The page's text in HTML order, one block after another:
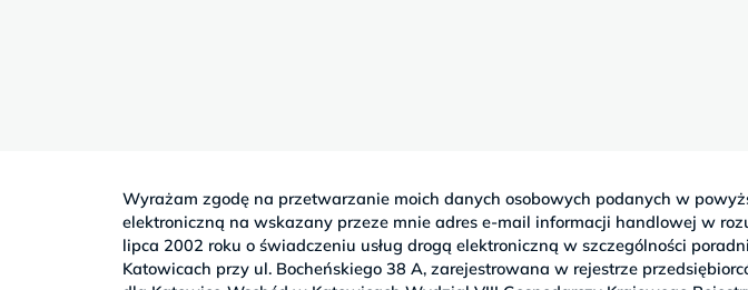
Wyrażam zgodę na przetwarzanie moich danych osobowych podanych w
elektroniczną na wskazany przeze mnie adres e-mail informacji handlowej w
lipca 2002 roku o świadczeniu usług drogą elektroniczną w szczególności
Katowicach przy ul. Bocheńskiego 38 A, zarejestrowana w rejestrze